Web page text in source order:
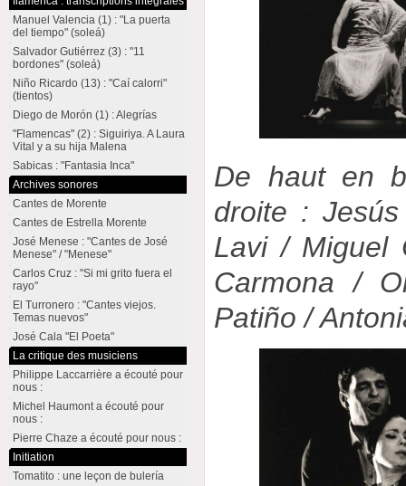
De haut en
droite :
Lavi / Miguel
Carmona /
Patiño /
Manuel Valencia (1) : "La puerta
del tiempo" (soleá)
Salvador Gutiérrez (3) : "11
bordones" (soleá)
Niño Ricardo (13) : "Caí calorri"
(tientos)
Diego de Morón (1) : Alegrías
"Flamencas" (2) : Siguiriya. A Laura
Vital y a su hija Malena
Sabicas : "Fantasia Inca"
Archives sonores
Cantes de Morente
Cantes de Estrella Morente
José Menese : "Cantes de José
Menese" / "Menese"
Carlos Cruz : "Si mi grito fuera el
rayo"
El Turronero : "Cantes viejos.
Temas nuevos"
José Cala "El Poeta"
La critique des musiciens
Philippe Laccarrière a écouté pour
nous :
Michel Haumont a écouté pour
nous :
Pierre Chaze a écouté pour nous :
Initiation
Tomatito : une leçon de bulería